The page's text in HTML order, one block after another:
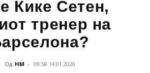
Кике Сетен,
тренер на
Од НМ - 09:58 14.01.2020